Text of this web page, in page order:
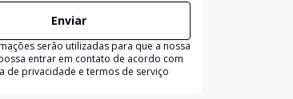
Enviar
serão utilizadas para que a nossa
entrar em contato de acordo com
de privacidade e termos de serviço